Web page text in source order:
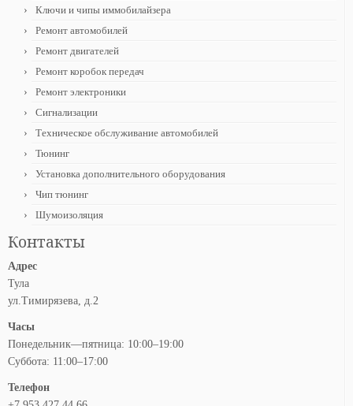
Ключи и чипы иммобилайзера
Ремонт автомобилей
Ремонт двигателей
Ремонт коробок передач
Ремонт электроники
Сигнализации
Техническое обслуживание автомобилей
Тюнинг
Установка дополнительного оборудования
Чип тюнинг
Шумоизоляция
Контакты
Адрес
Тула
ул.Тимирязева, д.2
Часы
Понедельник—пятница: 10:00–19:00
Суббота: 11:00–17:00
Телефон